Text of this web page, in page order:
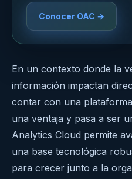
Conocer OAC →
En un contexto donde la
información impactan
contar con una
una ventaja y pasa a ser
Analytics Cloud permite
una base tecnológica
para crecer junto a la